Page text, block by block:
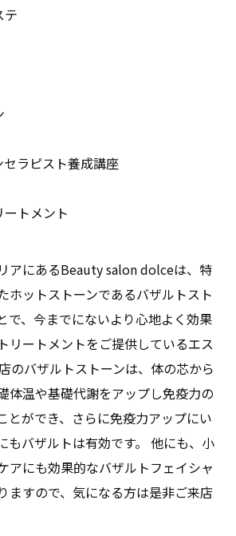
テ
ラピスト養成講座
トメント
アにあるBeauty salon dolceは、特
ホットストーンであるバザルトスト
で、今までにないより心地よく効果
リートメントをご提供しているエス
のバザルトストーンは、体の芯から
体温や基礎代謝をアップし免疫力の
とができ、さらに免疫力アップにい
もバザルトは有効です。 他にも、小
アにも効果的なバザルトフェイシャ
ますので、気になる方は是非ご来店